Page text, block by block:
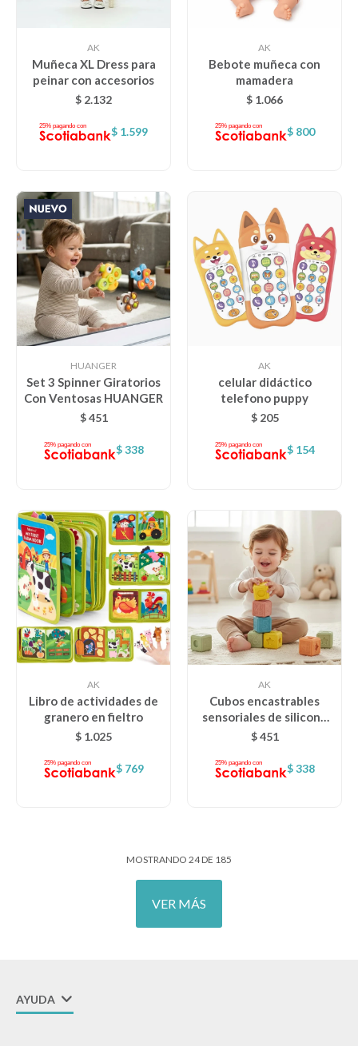
AK
Muñeca XL Dress para
peinar con accesorios
$ 2.132
$ 1.599
AK
Bebote muñeca con
mamadera
$ 1.066
$ 800
HUANGER
Set 3 Spinner Giratorios
Con Ventosas HUANGER
$ 451
$ 338
AK
celular didáctico
telefono puppy
$ 205
$ 154
AK
Libro de actividades de
granero en fieltro
$ 1.025
$ 769
AK
Cubos encastrables
sensoriales de silicona
AK
$ 451
$ 338
MOSTRANDO 24DE 185
VER MÁS
AYUDA